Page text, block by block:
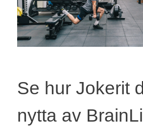
Se hur Jokerit
nytta av